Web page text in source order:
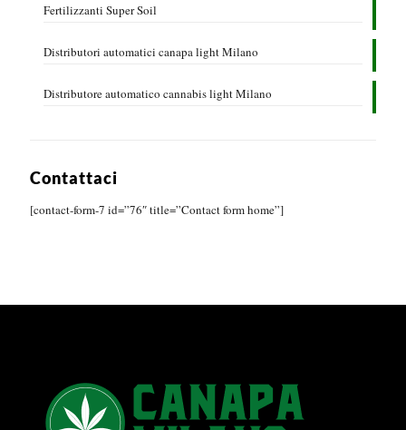
Fertilizzanti Super Soil
Distributori automatici canapa light Milano
Distributore automatico cannabis light Milano
Contattaci
[contact-form-7 id=”76″ title=”Contact form home”]